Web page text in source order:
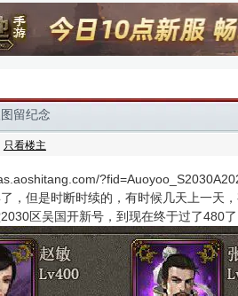
留纪念
只看楼主
，但是时断时续的，有时候几天上一天
区吴国开新号，到现在终于过了480